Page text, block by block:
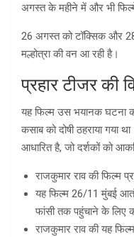
अगस्त के महीने में और भी
26 अगस्त को टॉक्सिक और 28
मल्होत्रा की वन आ रही है।
प्रहार टीजर की
यह फिल्म उस भयानक घटना
कसाब को दोषी ठहराया गया
आधारित है, जो दर्शकों को
राजकुमार राव की फिल्म
यह फिल्म 26/11 मुंबई
फांसी तक पहुंचाने के लिए
राजकुमार राव की यह